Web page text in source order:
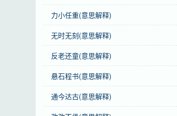
注音 ㄊ一ㄢ 一ㄚˊ ㄏㄞˇ ㄐ一ㄠˇ
正音 “角”，不能读作“jué”。
感情 天涯海角是中性词。
用法 联合式；作宾语；形容地方偏远。
辨形 “涯”，不能写作“崖”。
力小任重(意思解释)
无时无刻(意思解释)
反老还童(意思解释)
悬石程书(意思解释)
通今达古(意思解释)